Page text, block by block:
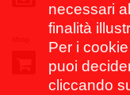
necessari
finalità
Per i
puoi
cliccando